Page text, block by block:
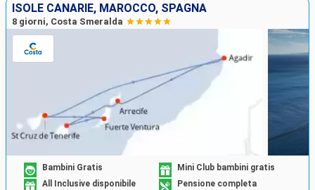
ISOLE CANARIE, MAROCCO, SPAGNA
8 giorni, Costa Smeralda
Bambini Gratis
Mini Club bambini gratis
All Inclusive disponibile
Pensione completa